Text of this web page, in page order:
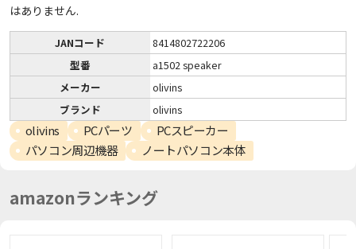
はありません.
JANコード
8414802722206
型番
a1502 speaker
メーカー
olivins
ブランド
olivins
olivins PCパーツ
PCスピーカー
パソコン周辺機器
ノートパソコン本体
amazonランキング